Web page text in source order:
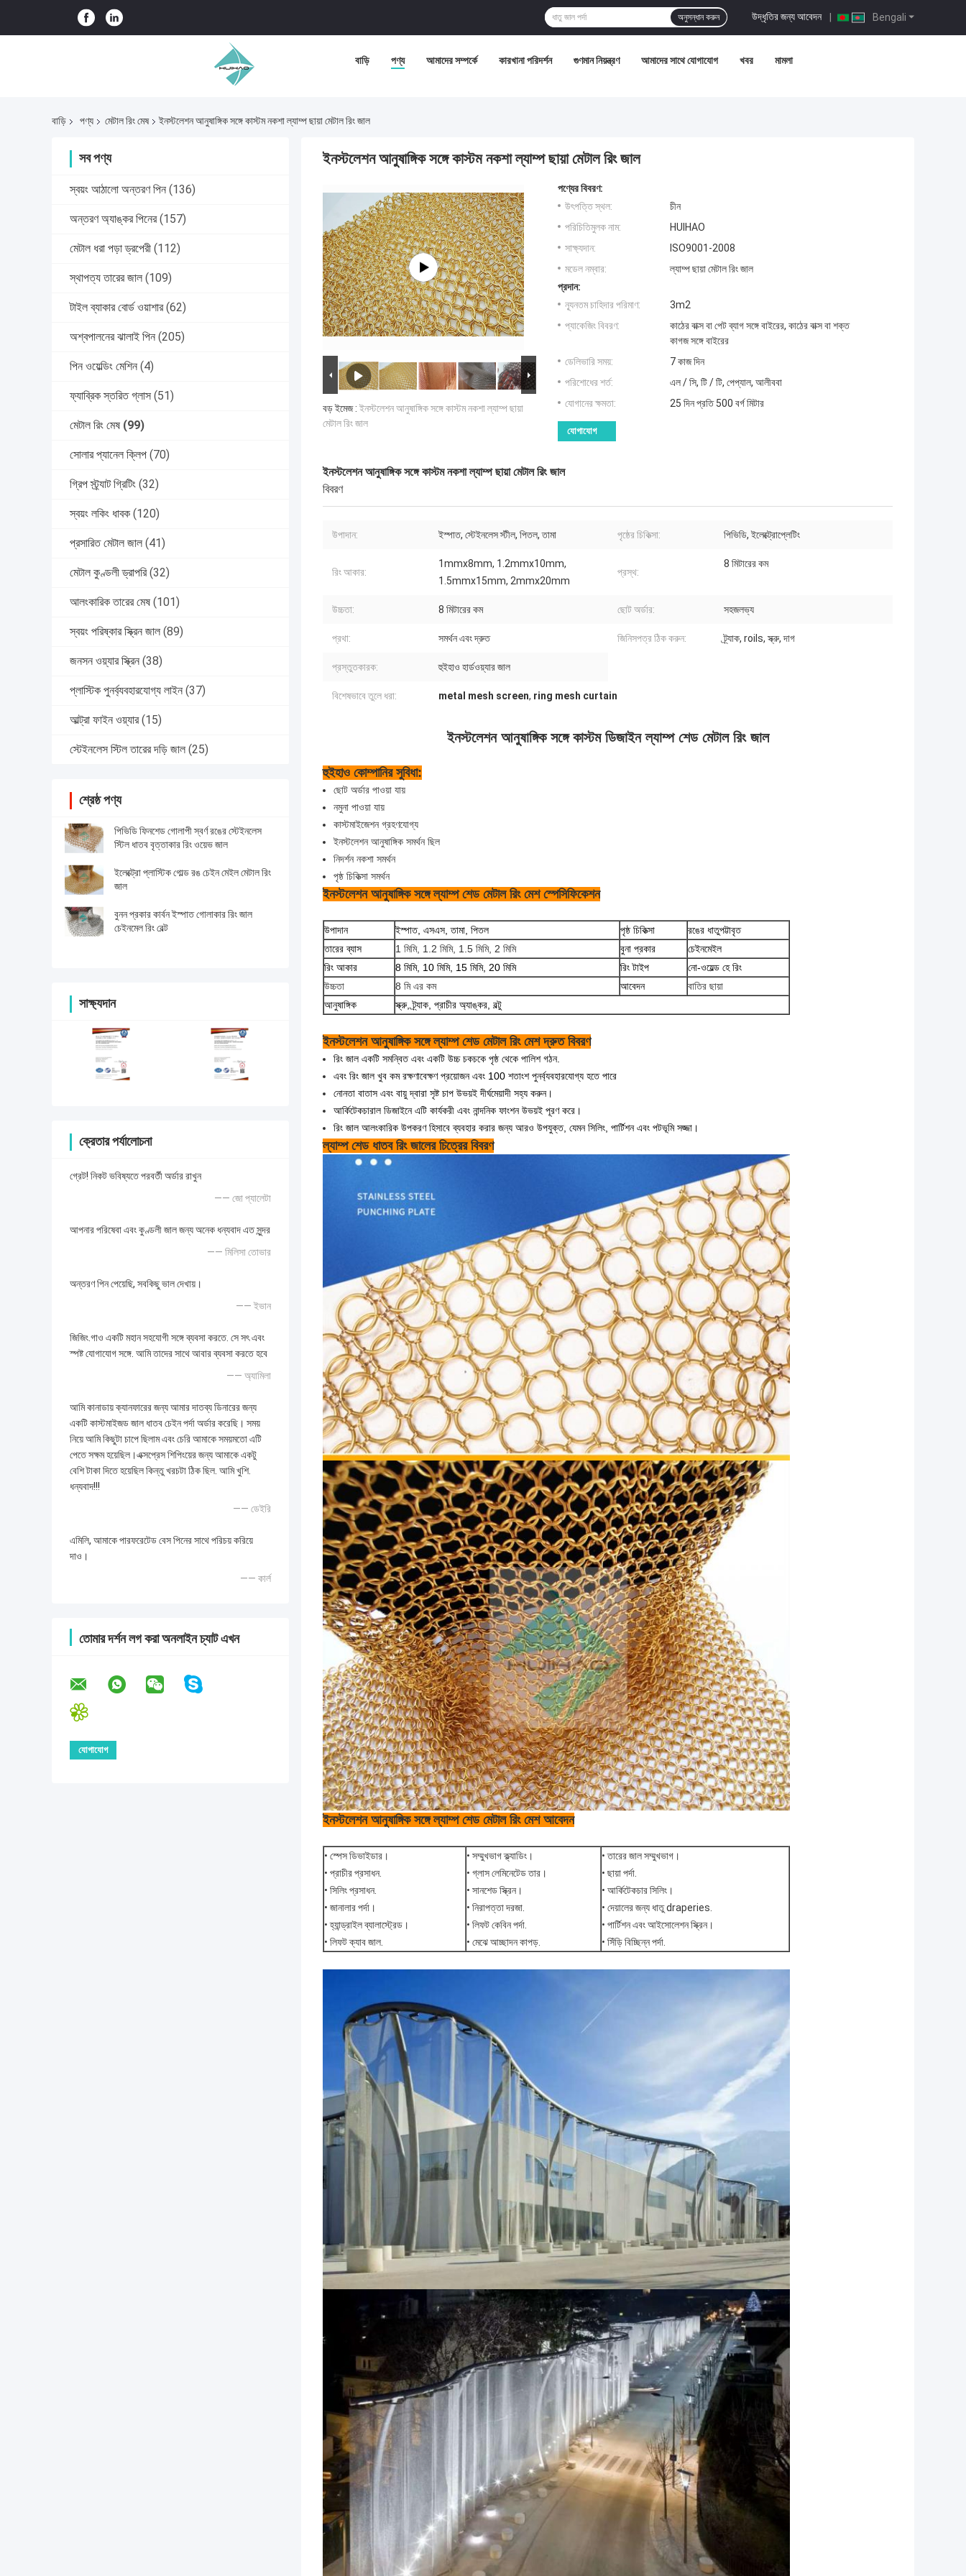
Bengali
উদ্ধৃতির জন্য আবেদন |
অনুসন্ধান করুন
বাড়ি পণ্য আমাদের সম্পর্কে কারখানা পরিদর্শন গুণমান নিয়ন্ত্রণ আমাদের সাথে যোগাযোগ খবর মামলা
বাড়ি পণ্য মেটাল রিং মেষ ইনস্টলেশন আনুষাঙ্গিক সঙ্গে কাস্টম নকশা ল্যাম্প ছায়া মেটাল রিং জাল
সব পণ্য
স্বয়ং আঠালো অন্তরণ পিন (136)
অন্তরণ অ্যাঙ্কর পিনের (157)
মেটাল ধরা পড়া ড্রপেরী (112)
স্থাপত্য তারের জাল (109)
টাইল ব্যাকার বোর্ড ওয়াশার (62)
অশ্বপালনের ঝালাই পিন (205)
পিন ওয়েল্ডিং মেশিন (4)
ফ্যাব্রিক স্তরিত গ্লাস (51)
মেটাল রিং মেষ (99)
সোলার প্যানেল ক্লিপ (70)
গ্রিপ স্ট্র্যাট গ্রিটিং (32)
স্বয়ং লকিং ধাবক (120)
প্রসারিত মেটাল জাল (41)
মেটাল কুণ্ডলী ড্রাপরি (32)
আলংকারিক তারের মেষ (101)
স্বয়ং পরিষ্কার স্ক্রিন জাল (89)
জনসন ওয়্যার স্ক্রিন (38)
প্লাস্টিক পুনর্ব্যবহারযোগ্য লাইন (37)
আল্ট্রা ফাইন ওয়্যার (15)
স্টেইনলেস স্টিল তারের দড়ি জাল (25)
শ্রেষ্ঠ পণ্য
পিভিডি ফিনশেড গোলাপী স্বর্ণ রঙের স্টেইনলেস
স্টিল ধাতব বৃত্তাকার রিং ওয়েভ জাল
ইলেক্ট্রো প্লাস্টিক গোল্ড রঙ চেইন মেইল মেটাল রিং
জাল
বুনন প্রকার কার্বন ইস্পাত গোলাকার রিং জাল
চেইনমেল রিং বেল্ট
সাক্ষ্যদান
ক্রেতার পর্যালোচনা
গ্রেট! নিকট ভবিষ্যতে পরবর্তী অর্ডার রাখুন
—— জো প্যালেটা
আপনার পরিষেবা এবং কুণ্ডলী জাল জন্য অনেক ধন্যবাদ এত সুন্দর
—— মিলিসা তোভার
অন্তরণ পিন পেয়েছি, সবকিছু ভাল দেখায়।
—— ইভান
জিজিং.গাও একটি মহান সহযোগী সঙ্গে ব্যবসা করতে. সে সৎ এবং
স্পষ্ট যোগাযোগ সঙ্গে. আমি তাদের সাথে আবার ব্যবসা করতে হবে
—— অ্যামিলা
আমি কানাডায় ক্যানফারের জন্য আমার দাতব্য ডিনারের জন্য
একটি কাস্টমাইজড জাল ধাতব চেইন পর্দা অর্ডার করেছি। সময়
নিয়ে আমি কিছুটা চাপে ছিলাম এবং চেরি আমাকে সময়মতো এটি
পেতে সক্ষম হয়েছিল।এক্সপ্রেস শিপিংয়ের জন্য আমাকে একটু
বেশি টাকা দিতে হয়েছিল কিন্তু খরচটা ঠিক ছিল. আমি খুশি.
ধন্যবাদ!!!
—— ডেইরি
এমিলি, আমাকে পারফরেটেড বেস পিনের সাথে পরিচয় করিয়ে
দাও।
—— কার্ল
তোমার দর্শন লগ করা অনলাইন চ্যাট এখন
ইনস্টলেশন আনুষাঙ্গিক সঙ্গে কাস্টম নকশা ল্যাম্প ছায়া মেটাল রিং জাল
বড় ইমেজ : ইনস্টলেশন আনুষাঙ্গিক সঙ্গে কাস্টম নকশা ল্যাম্প ছায়া
মেটাল রিং জাল
পণ্যের বিবরণ:
উৎপত্তি স্থল:
চীন
পরিচিতিমুলক নাম:
HUIHAO
সাক্ষ্যদান:
ISO9001-2008
মডেল নম্বার:
ল্যাম্প ছায়া মেটাল রিং জাল
প্রদান:
ন্যূনতম চাহিদার পরিমাণ:
3m2
প্যাকেজিং বিবরণ:
কাঠের বাক্স বা পেট ব্যাগ সঙ্গে বাইরের, কাঠের বাক্স বা শক্ত
কাগজ সঙ্গে বাইরের
ডেলিভারি সময়:
7 কাজ দিন
পরিশোধের শর্ত:
এল / সি, টি / টি, পেপ্যাল, আলীববা
যোগানের ক্ষমতা:
25 দিন প্রতি 500 বর্গ মিটার
যোগাযোগ
ইনস্টলেশন আনুষাঙ্গিক সঙ্গে কাস্টম নকশা ল্যাম্প ছায়া মেটাল রিং জাল
বিবরণ
উপাদান: ইস্পাত, স্টেইনলেস স্টীল, পিতল, তামা পৃষ্ঠের চিকিত্সা: পিভিডি, ইলেক্ট্রোপ্লেটিং
রিং আকার:
1mmx8mm, 1.2mmx10mm,
1.5mmx15mm, 2mmx20mm
প্রস্থ:
8 মিটারের কম
উচ্চতা: 8 মিটারের কম ছোট অর্ডার: সহজলভ্য
প্রথা: সমর্থন এবং দ্রুত জিনিসপত্র ঠিক করুন: ট্র্যাক, roils, স্ক্রু, দাগ
প্রস্তুতকারক: হুইহাও হার্ডওয়্যার জাল
বিশেষভাবে তুলে ধরা: metal mesh screen, ring mesh curtain
ইনস্টলেশন আনুষাঙ্গিক সঙ্গে কাস্টম ডিজাইন ল্যাম্প শেড মেটাল রিং জাল
হুইহাও কোম্পানির সুবিধা:
ছোট অর্ডার পাওয়া যায়
নমুনা পাওয়া যায়
কাস্টমাইজেশন গ্রহণযোগ্য
ইনস্টলেশন আনুষাঙ্গিক সমর্থন ছিল
নিদর্শন নকশা সমর্থন
পৃষ্ঠ চিকিত্সা সমর্থন
ইনস্টলেশন আনুষাঙ্গিক সঙ্গে ল্যাম্প শেড মেটাল রিং মেশ স্পেসিফিকেশন
উপাদান ইস্পাত, এসএস, তামা, পিতল পৃষ্ঠ চিকিত্সা
রঙের ধাতুপট্টাবৃত
তারের ব্যাস
1 মিমি, 1.2 মিমি, 1.5 মিমি, 2 মিমি বুনা প্রকার
চেইনমেইল
রিং আকার
8 মিমি, 10 মিমি, 15 মিমি, 20 মিমি রিং টাইপ
নো-ওয়েল্ড হে রিং
উচ্চতা
8 মি এর কম আবেদন
বাতির ছায়া
আনুষাঙ্গিক
স্ক্রু, ট্র্যাক, প্রাচীর অ্যাঙ্কর, বল্টু
ইনস্টলেশন আনুষাঙ্গিক সঙ্গে ল্যাম্প শেড মেটাল রিং মেশ দ্রুত বিবরণ
রিং জাল একটি সমন্বিত এবং একটি উচ্চ চকচকে পৃষ্ঠ থেকে পালিশ গঠন.
এবং রিং জাল খুব কম রক্ষণাবেক্ষণ প্রয়োজন এবং 100 শতাংশ পুনর্ব্যবহারযোগ্য হতে পারে
নোনতা বাতাস এবং বায়ু দ্বারা সৃষ্ট চাপ উভয়ই দীর্ঘমেয়াদী সহ্য করুন।
আর্কিটেকচারাল ডিজাইনে এটি কার্যকরী এবং নান্দনিক ফাংশন উভয়ই পূরণ করে।
রিং জাল আলংকারিক উপকরণ হিসাবে ব্যবহার করার জন্য আরও উপযুক্ত, যেমন সিলিং, পার্টিশন এবং পটভূমি সজ্জা।
ল্যাম্প শেড ধাতব রিং জালের চিত্রের বিবরণ
ইনস্টলেশন আনুষাঙ্গিক সঙ্গে ল্যাম্প শেড মেটাল রিং মেশ আবেদন
• স্পেস ডিভাইডার।
• প্রাচীর প্রসাধন.
• সিলিং প্রসাধন.
• জানালার পর্দা।
• হ্যান্ড্রাইল ব্যালাস্ট্রেড।
• লিফট ক্যাব জাল.
• সম্মুখভাগ ক্ল্যাডিং।
• গ্লাস লেমিনেটেড তার।
• সানশেড স্ক্রিন।
• নিরাপত্তা দরজা.
• লিফট কেবিন পর্দা.
• মেঝে আচ্ছাদন কাপড়.
• তারের জাল সম্মুখভাগ।
• ছায়া পর্দা.
• আর্কিটেকচার সিলিং।
• দেয়ালের জন্য ধাতু draperies.
• পার্টিশন এবং আইসোলেশন স্ক্রিন।
• সিঁড়ি বিচ্ছিন্ন পর্দা.